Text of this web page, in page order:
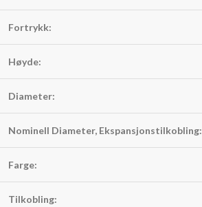
Fortrykk:
Høyde:
Diameter:
Nominell Diameter, Ekspansjonstilkobling:
Farge:
Tilkobling: